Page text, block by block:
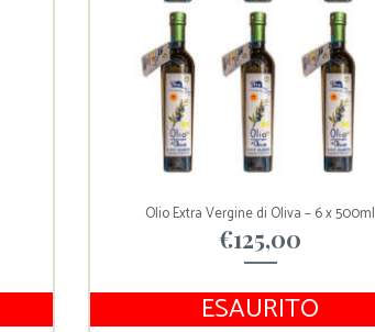
Olio Extra Vergine di Oliva – 6 x 500ml
€125,00
ESAURITO